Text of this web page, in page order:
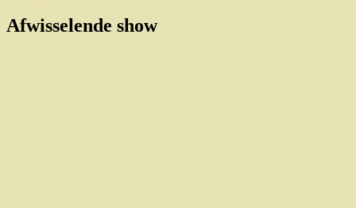
Afwisselende show